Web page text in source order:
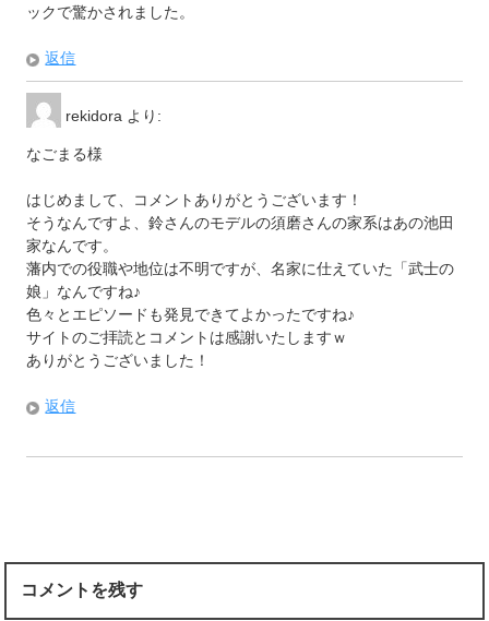
ックで驚かされました。
返信
rekidora より:
なごまる様
はじめまして、コメントありがとうございます！
そうなんですよ、鈴さんのモデルの須磨さんの家系はあの池田
家なんです。
藩内での役職や地位は不明ですが、名家に仕えていた「武士の
娘」なんですね♪
色々とエピソードも発見できてよかったですね♪
サイトのご拝読とコメントは感謝いたしますｗ
ありがとうございました！
返信
コメントを残す